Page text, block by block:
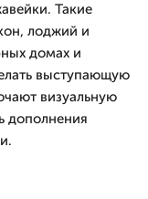
Такие
лоджий и
домах и
выступающую
визуальную
дополнения